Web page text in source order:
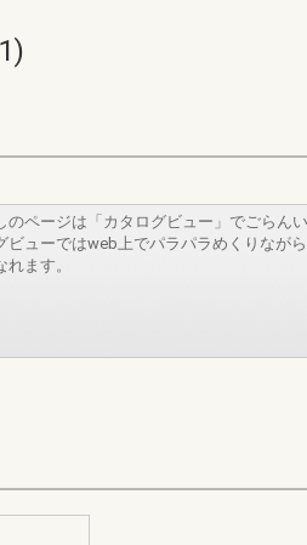
のページは「カタログビュー」でごらん
ビューではweb上でパラパラめくりなが
れます。